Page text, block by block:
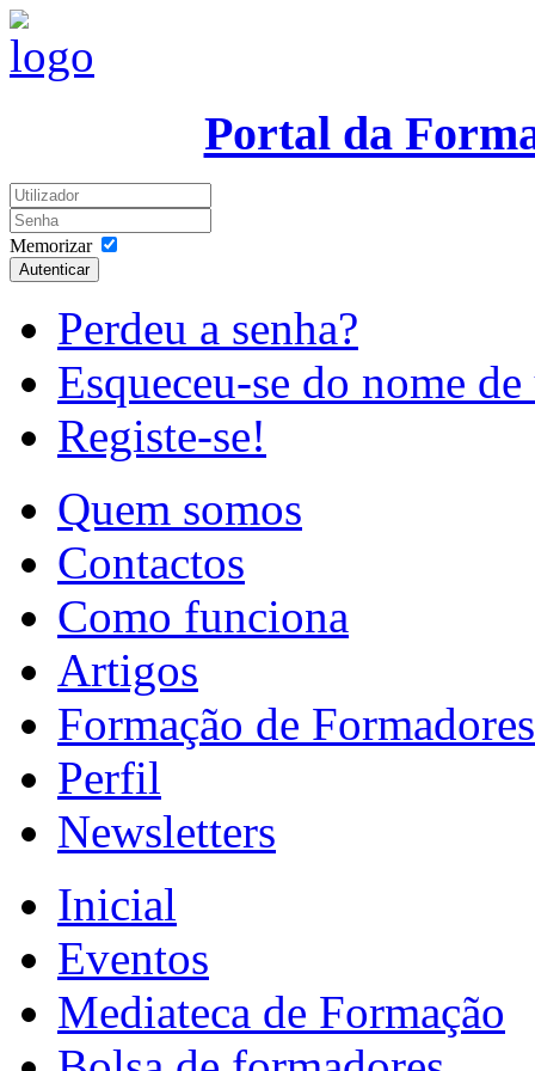
Portal da
Memorizar
Autenticar
Perdeu a senha?
Esqueceu-se do nome
Registe-se!
Quem somos
Contactos
Como funciona
Artigos
Formação de Formadores
Perfil
Newsletters
Inicial
Eventos
Mediateca de Formação